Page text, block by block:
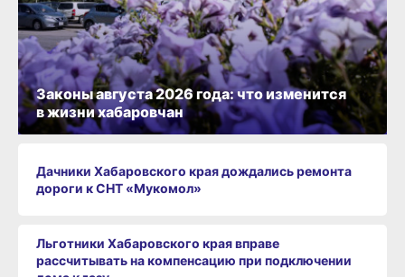
Дачники Хабаровского края дождались ремонта
дороги к СНТ «Мукомол»
Льготники Хабаровского края вправе
рассчитывать на компенсацию при подключении
Законы августа 2026 года: что изменится
в жизни хабаровчан